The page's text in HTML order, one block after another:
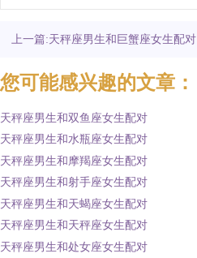
上一篇:天秤座男生和巨蟹座女生配对
您可能感兴趣的文章：
天秤座男生和双鱼座女生配对
天秤座男生和水瓶座女生配对
天秤座男生和摩羯座女生配对
天秤座男生和射手座女生配对
天秤座男生和天蝎座女生配对
天秤座男生和天秤座女生配对
天秤座男生和处女座女生配对